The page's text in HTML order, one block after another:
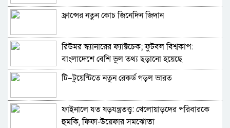
ফ্রান্সের নতুন কোচ জিনেদিন জিদান
রিউমর স্ক্যানারের ফ্যাক্টচেক; ফুটবল বিশ্বকাপ:
বাংলাদেশে বেশি ভুল তথ্য ছড়ানো হয়েছে
আর্জেন্টিনাকে ঘিরে
টি–টুয়েন্টিতে নতুন রেকর্ড গড়ল ভারত
ফাইনালে যত ষড়যন্ত্রতত্ত্ব: খেলোয়াড়দের পরিবারকে
হুমকি, ফিফা-উয়েফার সমঝোতা